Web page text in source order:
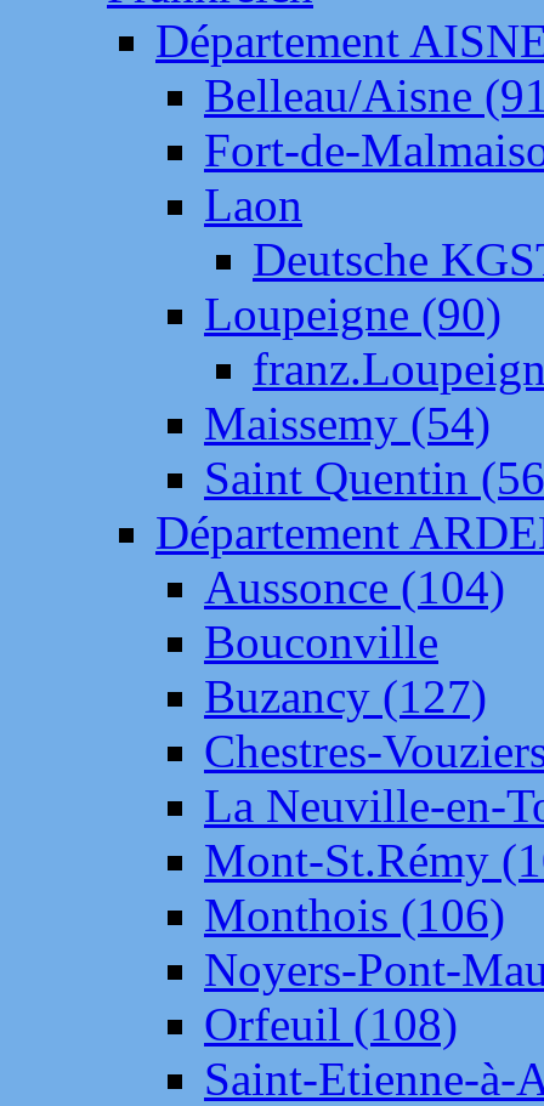
Département
Belleau/Aisne
Fort-de-
Laon
Deutsche
Loupeigne (90)
Maissemy (54)
Saint Quentin
Département
Aussonce (104)
Bouconville
Buzancy (127)
Chestres-
La Neuville-en-
Mont-St.Rémy
Monthois (106)
Noyers-Pont-
Orfeuil (108)
Saint-Etienne-à-